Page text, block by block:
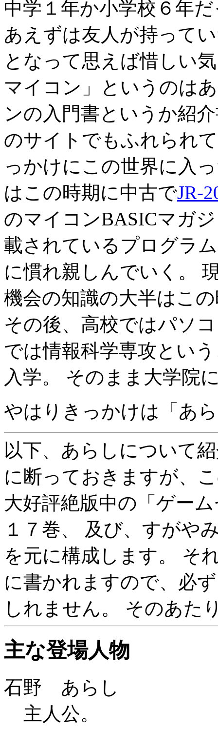
中学１年か小学校６年
あえずは友人が持って
となって思えば惜しい
マイコン」というのは
ンの入門書というか紹
のサイトでもふれられ
っかけにこの世界に入
はこの時期に中古でJR-
のマイコンBASICマガ
載されているプログラ
に慣れ親しんでいく。
機会の知識の大半はこ
その後、高校ではパソ
では情報科学専攻とい
入学。 そのまま大学院
やはりきっかけは「あ
以下、あらしについて
に断っておきますが、
大好評絶版中の「ゲー
１７巻、 及び、すがや
を元に構成します。 そ
に書かれますので、必
しれません。 そのあた
主な登場人物
石野 あらし
主人公。